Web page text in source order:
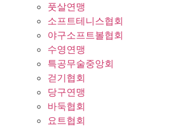
풋살연맹
소프트테니스협회
야구소프트볼협회
수영연맹
특공무술중앙회
걷기협회
당구연맹
바둑협회
요트협회